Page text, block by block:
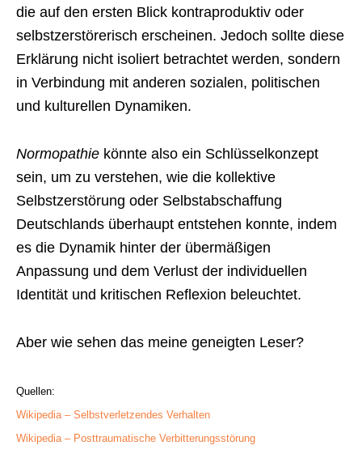
die auf den ersten Blick kontraproduktiv oder
selbstzerstörerisch erscheinen. Jedoch sollte diese
Erklärung nicht isoliert betrachtet werden, sondern
in Verbindung mit anderen sozialen, politischen
und kulturellen Dynamiken.
Normopathie könnte also ein Schlüsselkonzept
sein, um zu verstehen, wie die kollektive
Selbstzerstörung oder Selbstabschaffung
Deutschlands überhaupt entstehen konnte, indem
es die Dynamik hinter der übermäßigen
Anpassung und dem Verlust der individuellen
Identität und kritischen Reflexion beleuchtet.
Aber wie sehen das meine geneigten Leser?
Quellen:
Wikipedia – Selbstverletzendes Verhalten
Wikipedia – Posttraumatische Verbitterungsstörung